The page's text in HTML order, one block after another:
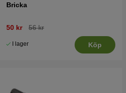
Bricka
50 kr 56 kr
I lager Köp